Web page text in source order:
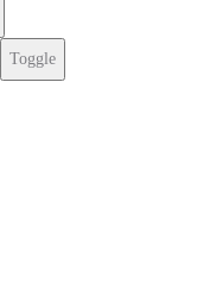
Toggle